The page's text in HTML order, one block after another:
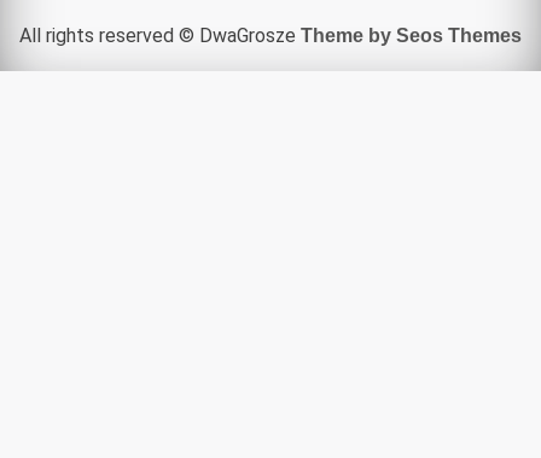
All rights reserved © DwaGrosze Theme by Seos Themes